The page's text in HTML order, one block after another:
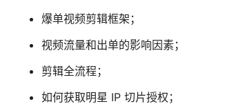
爆单视频剪辑框架；
视频流量和出单的影响因素；
剪辑全流程；
如何获取明星 IP 切片授权；